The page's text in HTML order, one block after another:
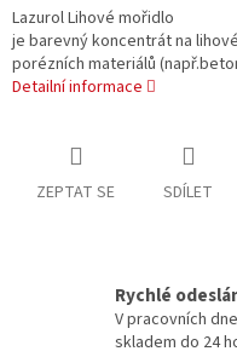
Lazurol Lihové mořidlo
je barevný koncentrát na
porézních materiálů
Detailní informace
ZEPTAT SE SDÍLET
Rychlé
V pracovních
skladem do 24